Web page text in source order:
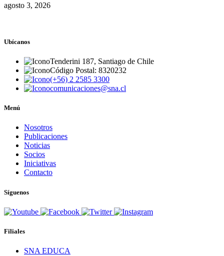
agosto 3, 2026
Ubícanos
Tenderini 187, Santiago de Chile
Código Postal: 8320232
(+56) 2 2585 3300
comunicaciones@sna.cl
Menú
Nosotros
Publicaciones
Noticias
Socios
Iniciativas
Contacto
Síguenos
Filiales
SNA EDUCA